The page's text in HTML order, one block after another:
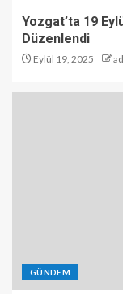
Yozgat’ta 19
Düzenlendi
Eylül 19, 2025
GÜNDEM